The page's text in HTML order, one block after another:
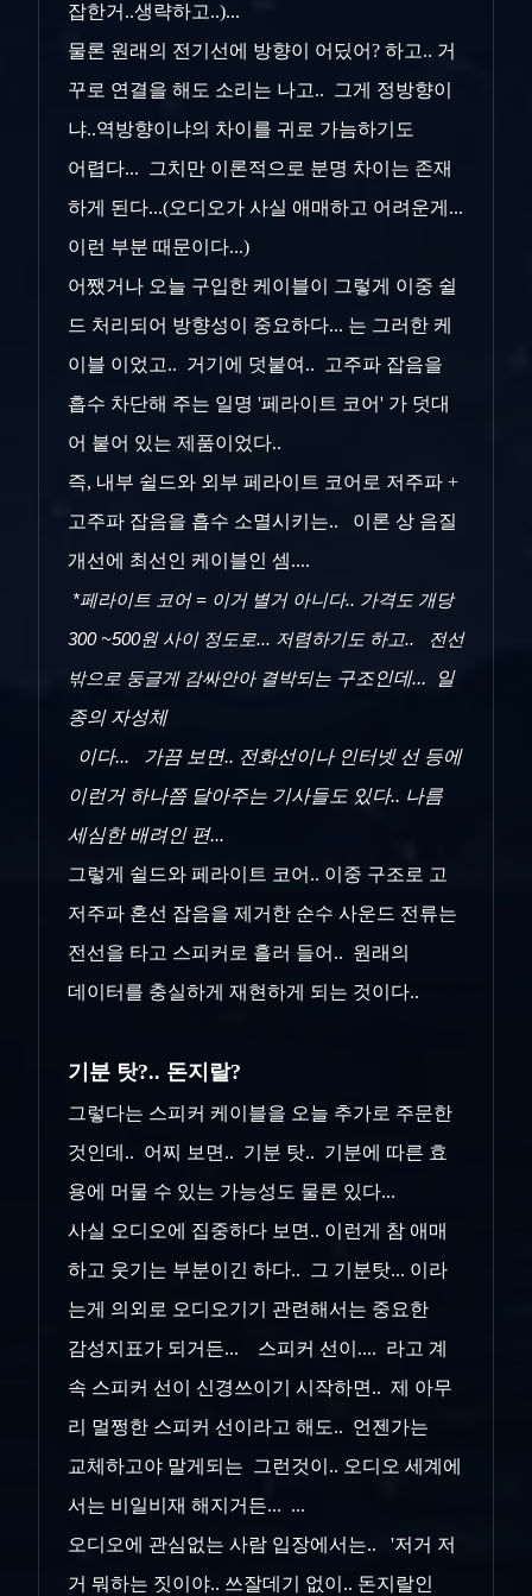
잡한거..생략하고..)...
물론 원래의 전기선에 방향이 어딨어? 하고.. 거
꾸로 연결을 해도 소리는 나고.. 그게 정방향이
냐..역방향이냐의 차이를 귀로 가늠하기도
어렵다... 그치만 이론적으로 분명 차이는 존재
하게 된다...(오디오가 사실 애매하고 어려운게...
이런 부분 때문이다...)
어쨌거나 오늘 구입한 케이블이 그렇게 이중 쉴
드 처리되어 방향성이 중요하다... 는 그러한 케
이블 이었고.. 거기에 덧붙여.. 고주파 잡음을
흡수 차단해 주는 일명 '페라이트 코어' 가 덧대
어 붙어 있는 제품이었다..
즉, 내부 쉴드와 외부 페라이트 코어로 저주파 +
고주파 잡음을 흡수 소멸시키는.. 이론 상 음질
개선에 최선인 케이블인 셈....
*페라이트 코어 = 이거 별거 아니다.. 가격도 개당
300 ~500원 사이 정도로... 저렴하기도 하고.. 전선
밖으로 둥글게 감싸안아 결박되는 구조인데... 일
종의 자성체
이다... 가끔 보면.. 전화선이나 인터넷 선 등에
이런거 하나쯤 달아주는 기사들도 있다.. 나름
세심한 배려인 편...
그렇게 쉴드와 페라이트 코어.. 이중 구조로 고
저주파 혼선 잡음을 제거한 순수 사운드 전류는
전선을 타고 스피커로 흘러 들어.. 원래의
데이터를 충실하게 재현하게 되는 것이다..
기분 탓?.. 돈지랄?
그렇다는 스피커 케이블을 오늘 추가로 주문한
것인데.. 어찌 보면.. 기분 탓.. 기분에 따른 효
용에 머물 수 있는 가능성도 물론 있다...
사실 오디오에 집중하다 보면.. 이런게 참 애매
하고 웃기는 부분이긴 하다.. 그 기분탓... 이라
는게 의외로 오디오기기 관련해서는 중요한
감성지표가 되거든... 스피커 선이.... 라고 계
속 스피커 선이 신경쓰이기 시작하면.. 제 아무
리 멀쩡한 스피커 선이라고 해도.. 언젠가는
교체하고야 말게되는 그런것이.. 오디오 세계에
서는 비일비재 해지거든... ...
오디오에 관심없는 사람 입장에서는.. '저거 저
거 뭐하는 짓이야.. 쓰잘데기 없이.. 돈지랄인